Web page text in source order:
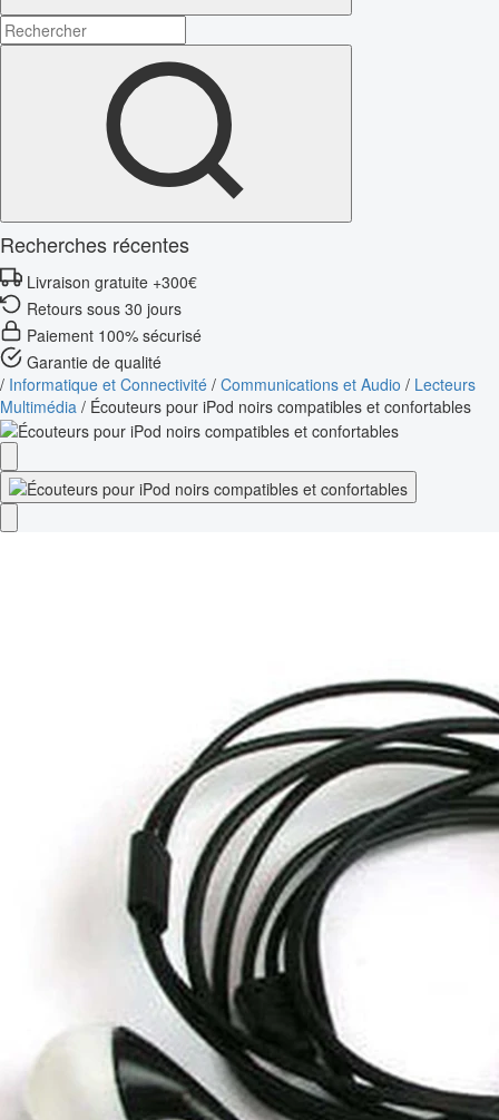
Recherches récentes
Livraison gratuite +300€
Retours sous 30 jours
Paiement 100% sécurisé
Garantie de qualité
/ Informatique et Connectivité / Communications et Audio / Lecteurs
Multimédia / Écouteurs pour iPod noirs compatibles et confortables